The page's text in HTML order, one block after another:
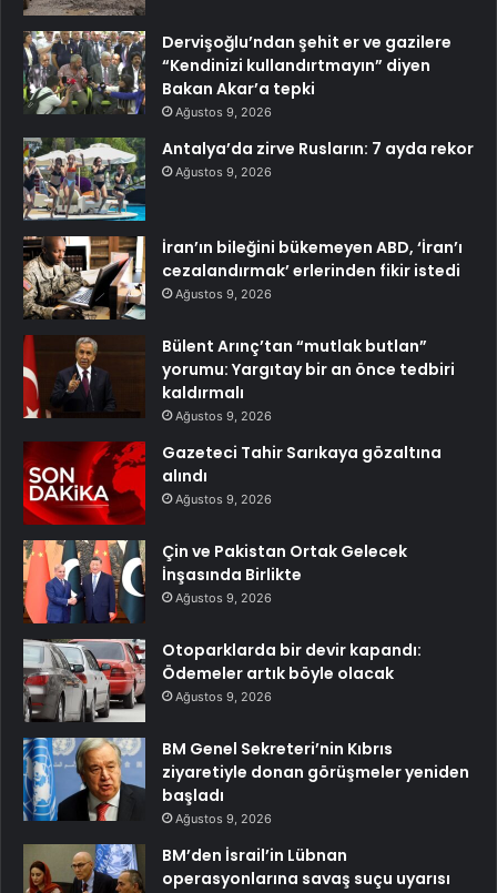
Dervişoğlu’ndan şehit er ve gazilere
“Kendinizi kullandırtmayın” diyen
Bakan Akar’a tepki
Ağustos 9, 2026
Antalya’da zirve Rusların: 7 ayda rekor
Ağustos 9, 2026
İran’ın bileğini bükemeyen ABD, ‘İran’ı
cezalandırmak’ erlerinden fikir istedi
Ağustos 9, 2026
Bülent Arınç’tan “mutlak butlan”
yorumu: Yargıtay bir an önce tedbiri
kaldırmalı
Ağustos 9, 2026
Gazeteci Tahir Sarıkaya gözaltına
alındı
Ağustos 9, 2026
Çin ve Pakistan Ortak Gelecek
İnşasında Birlikte
Ağustos 9, 2026
Otoparklarda bir devir kapandı:
Ödemeler artık böyle olacak
Ağustos 9, 2026
BM Genel Sekreteri’nin Kıbrıs
ziyaretiyle donan görüşmeler yeniden
başladı
Ağustos 9, 2026
BM’den İsrail’in Lübnan
operasyonlarına savaş suçu uyarısı